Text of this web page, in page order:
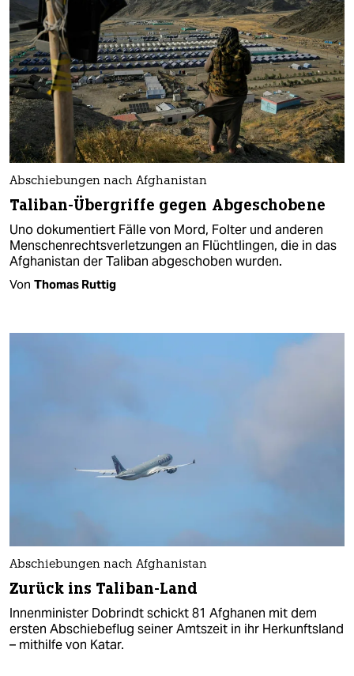
Abschiebungen nach Afghanistan
Taliban-Übergriffe gegen Abgeschobene
Uno dokumentiert Fälle von Mord, Folter und anderen
Menschenrechtsverletzungen an Flüchtlingen, die in das
Afghanistan der Taliban abgeschoben wurden.
Von Thomas Ruttig
Abschiebungen nach Afghanistan
Zurück ins Taliban-Land
Innenminister Dobrindt schickt 81 Afghanen mit dem
ersten Abschiebeflug seiner Amtszeit in ihr Herkunftsland
– mithilfe von Katar.